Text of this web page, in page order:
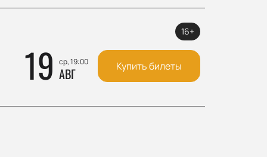
19 ср, 19:00
АВГ
16+
Купить билеты